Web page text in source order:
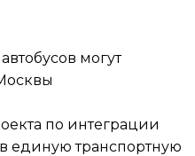
могут
по интеграции
единую транспортную